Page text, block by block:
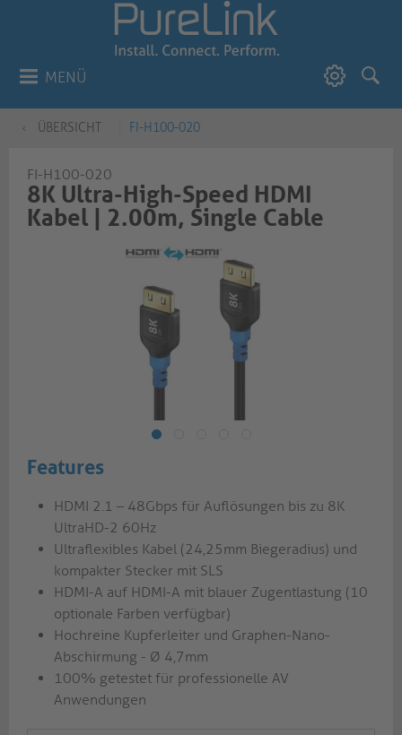
MENÜ
ÜBERSICHT FI-H100-020
FI-H100-020
8K Ultra-High-Speed HDMI
Kabel | 2.00m, Single Cable
Features
HDMI 2.1 – 48Gbps für Auflösungen bis zu 8K
UltraHD-2 60Hz
Ultraflexibles Kabel (24,25mm Biegeradius) und
kompakter Stecker mit SLS
HDMI-A auf HDMI-A mit blauer Zugentlastung (10
optionale Farben verfügbar)
Hochreine Kupferleiter und Graphen-Nano-
Abschirmung - Ø 4,7mm
100% getestet für professionelle AV
Anwendungen